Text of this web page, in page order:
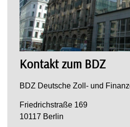
Kontakt zum BDZ
BDZ Deutsche Zoll- und
Friedrichstraße 169
10117 Berlin